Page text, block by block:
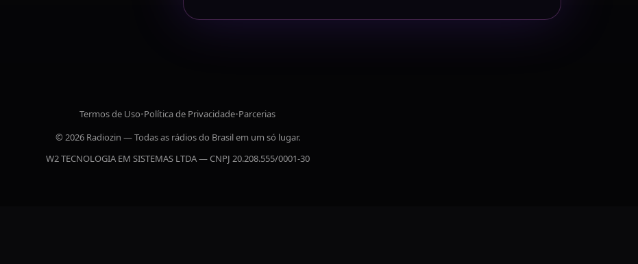
Termos de Uso•Política de Privacidade•Parcerias
© 2026 Radiozin — Todas as rádios do Brasil em um só lugar.
W2 TECNOLOGIA EM SISTEMAS LTDA — CNPJ 20.208.555/0001-30